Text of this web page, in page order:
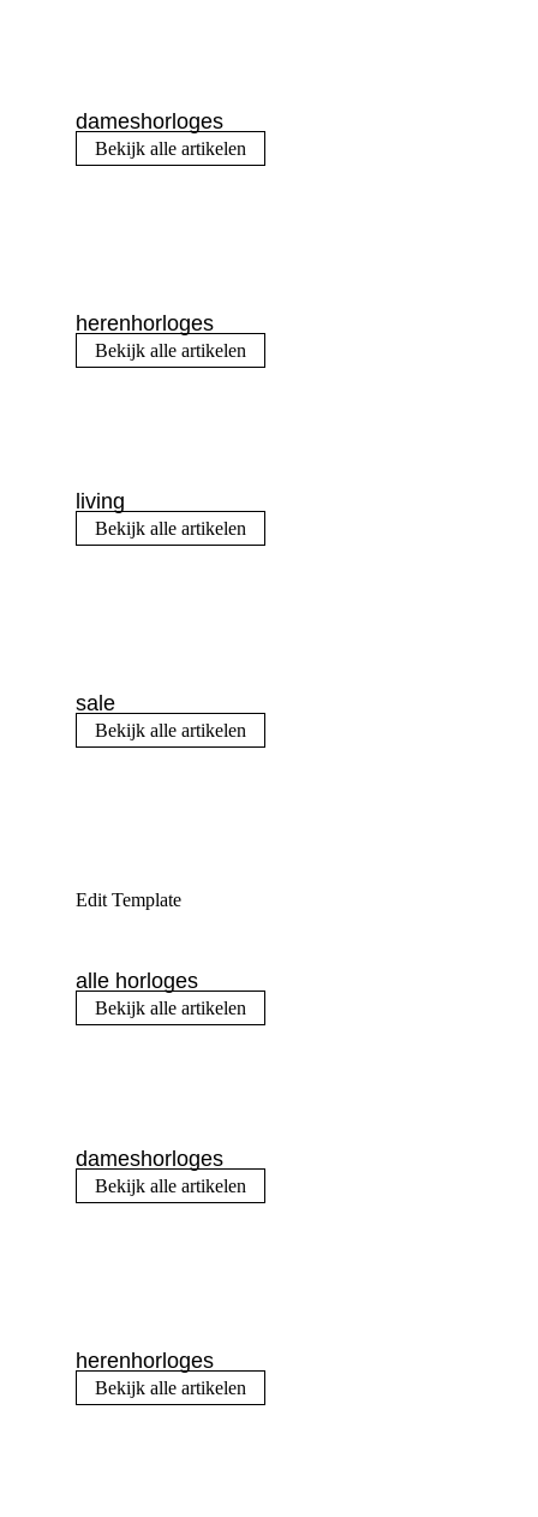
dameshorloges
Bekijk alle artikelen
herenhorloges
Bekijk alle artikelen
living
Bekijk alle artikelen
sale
Bekijk alle artikelen
Edit Template
alle horloges
Bekijk alle artikelen
dameshorloges
Bekijk alle artikelen
herenhorloges
Bekijk alle artikelen